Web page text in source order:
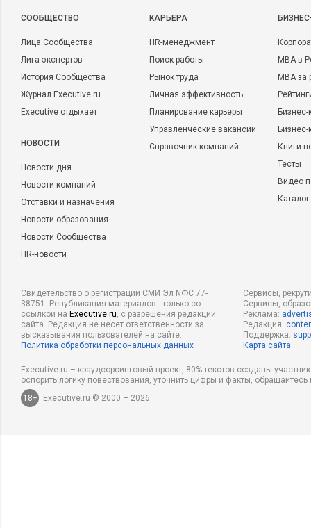
CООБЩЕСТВО
Лица Сообщества
Лига экспертов
История Сообщества
Журнал Executive.ru
Executive отдыхает
НОВОСТИ
Новости дня
Новости компаний
Отставки и назначения
Новости образования
Новости Сообщества
HR-новости
КАРЬЕРА
HR-менеджмент
Поиск работы
Рынок труда
Личная эффективность
Планирование карьеры
Управленческие вакансии
Справочник компаний
MBA в
MBA
Бизнес-
Книги
Тесты
Видео
Свидетельство о регистрации СМИ Эл NФС 77-
38751. Републикация материалов - только со
ссылкой на Executive.ru, с разрешения редакции
сайта. Редакция не несет ответственности за
высказывания пользователей на сайте.
Политика обработки персональных данных
Сервисы,
Сервисы,
Реклама:
Редакция:
Поддержка:
Карта сайта
Executive.ru – краудсорсинговый проект, 80% текстов созданы
оспорить логику повествования, уточнить цифры и факты,
18+
Executive.ru © 2000 – 2026.